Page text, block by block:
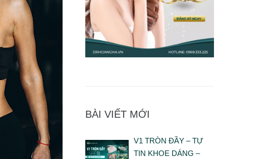
BÀI VIẾT MỚI
V1 TRÒN ĐẦY – TỰ
TIN KHOE DÁNG –